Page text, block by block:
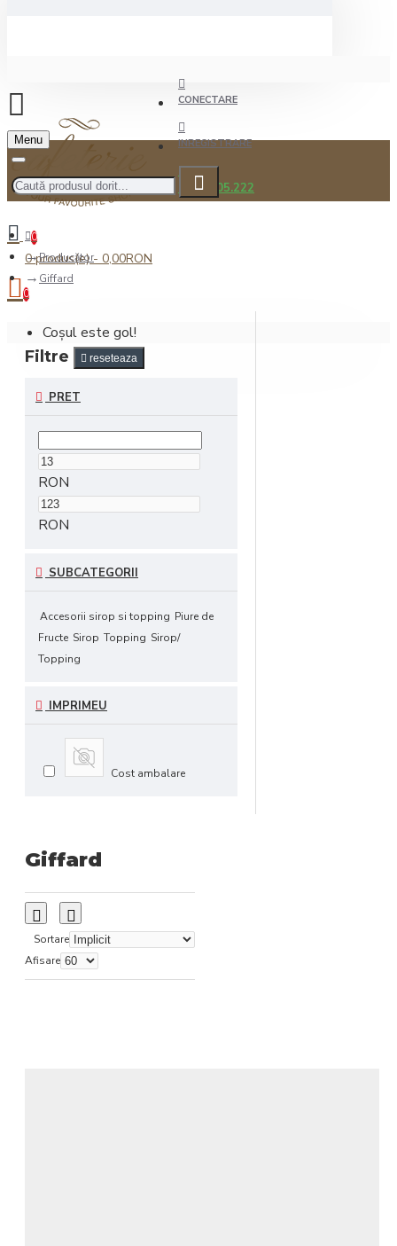
CONECTARE
INREGISTRARE
0722.505.222
Menu
0
0 produs(e) - 0,00RON
0
Coșul este gol!
Producător
Giffard
Filtre reseteaza
PRET
RON
RON
SUBCATEGORII
Accesorii sirop si topping Piure de
Fructe Sirop Topping Sirop/
Topping
IMPRIMEU
Cost ambalare
Giffard
Sortare
Afisare